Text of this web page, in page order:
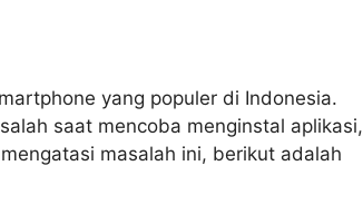
yang populer di Indonesia.
saat mencoba menginstal aplikasi,
masalah ini, berikut adalah